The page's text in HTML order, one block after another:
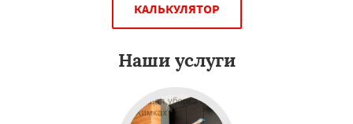
КАЛЬКУЛЯТОР
Наши услуги